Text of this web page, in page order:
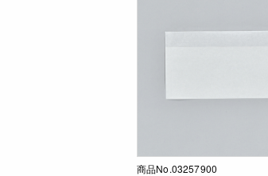
商品No.03257900